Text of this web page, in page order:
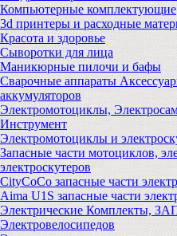
Компьютерные комплектующие
3d принтеры и расходные
Красота и здоровье
Сыворотки для лица
Маникюрные пилочи и бафы
Сварочные аппараты
аккумуляторов
Электромотоциклы,
Инструмент
Электромотоциклы и
Запасные части мотоциклов,
электроскутеров
CityCoCo запасные части
Aima U1S запасные части
Электрические Комплекты,
Электровелосипедов